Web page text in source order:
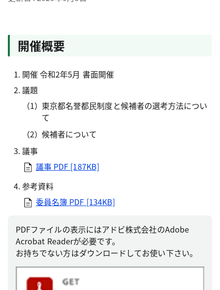
開催概要
開催 令和2年5月 書面開催
議題
東京都名誉都民制度と候補者の選考方法につい
て
候補者について
議事
議事 PDF [187KB]
参考資料
委員名簿 PDF [134KB]
PDFファイルの表示にはアドビ株式会社のAdobe
Acrobat Readerが必要です。
お持ちでない方はダウンロードしてお使い下さい。